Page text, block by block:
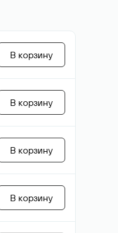
В корзину
В корзину
В корзину
В корзину